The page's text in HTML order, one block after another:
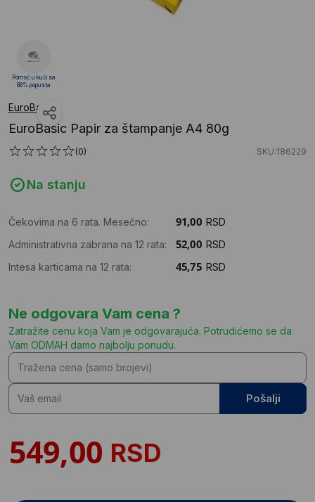
EuroBasic
EuroBasic Papir za štampanje A4 80g
(0) SKU:186229
Na stanju
Čekovima na 6 rata. Mesečno:
RSD
Administrativna zabrana na 12 rata:
RSD
Intesa karticama na 12 rata:
RSD
Ne odgovara Vam cena ?
Zatražite cenu koja Vam je odgovarajuća. Potrudićemo se da
Vam ODMAH damo najbolju ponudu.
Pošalji
RSD
Pomoć u kući sa
88% popusta